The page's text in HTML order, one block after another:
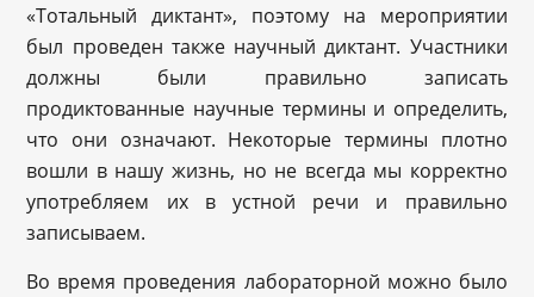
«Тотальный диктант», поэтому на мероприятии
был проведен также научный диктант. Участники
должны были правильно записать
продиктованные научные термины и определить,
что они означают. Некоторые термины плотно
вошли в нашу жизнь, но не всегда мы корректно
употребляем их в устной речи и правильно
записываем.
Во время проведения лабораторной можно было